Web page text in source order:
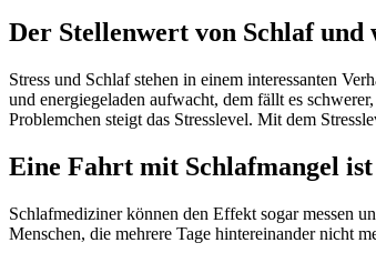
Der Stellenwert von Schlaf
Stress und Schlaf stehen in einem interessanten
und energiegeladen aufwacht, dem fällt es
Problemchen steigt das Stresslevel. Mit dem
Eine Fahrt mit Schlafmangel
Schlafmediziner können den Effekt sogar messen
Menschen, die mehrere Tage hintereinander nicht